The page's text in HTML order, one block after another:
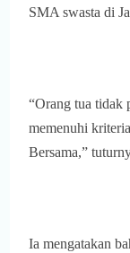
SMA swasta di
“Orang tua tidak
memenuhi
Bersama,”
Ia mengatakan